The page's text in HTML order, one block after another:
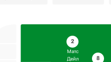
2
Матс
Дейл
8